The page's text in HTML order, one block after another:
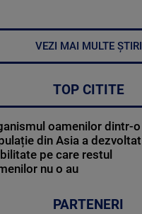
VEZI MAI MULTE ȘTIRI
TOP CITITE
oamenilor dintr-o
din Asia a dezvoltat
pe care restul
nu o au
PARTENERI